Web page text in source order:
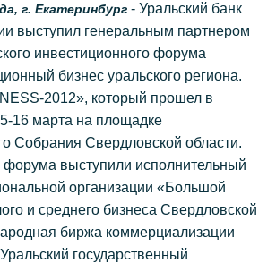
г. Екатеринбург - Уральский банк
выступил генеральным партнером
инвестиционного форума
бизнес уральского региона.
2012», который прошел в
16 марта на площадке
Собрания Свердловской области.
форума выступили исполнительный
организации «Большой
и среднего бизнеса Свердловской
биржа коммерциализации
государственный